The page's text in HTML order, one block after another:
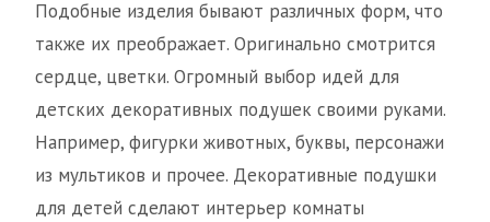
Подобные изделия бывают различных форм, что
также их преображает. Оригинально смотрится
сердце, цветки. Огромный выбор идей для
детских декоративных подушек своими руками.
Например, фигурки животных, буквы, персонажи
из мультиков и прочее. Декоративные подушки
для детей сделают интерьер комнаты